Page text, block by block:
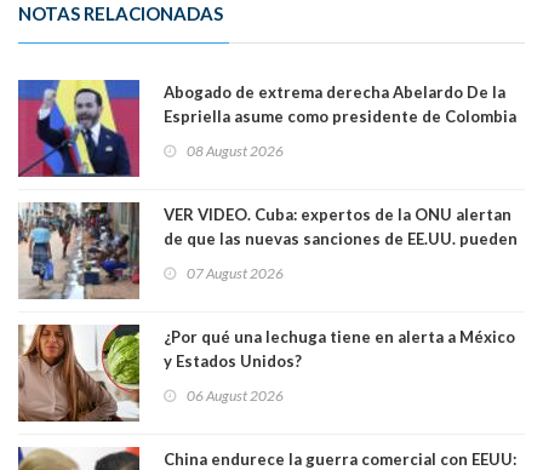
NOTAS RELACIONADAS
Abogado de extrema derecha Abelardo De la
Espriella asume como presidente de Colombia
08 August 2026
VER VIDEO. Cuba: expertos de la ONU alertan
de que las nuevas sanciones de EE.UU. pueden
07 August 2026
¿Por qué una lechuga tiene en alerta a México
y Estados Unidos?
06 August 2026
China endurece la guerra comercial con EEUU: